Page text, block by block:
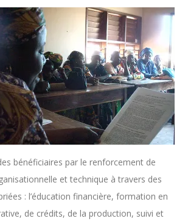
bénéficiaires par le renforcement de
et technique à travers des
: l’éducation financière, formation en
de crédits, de la production, suivi et